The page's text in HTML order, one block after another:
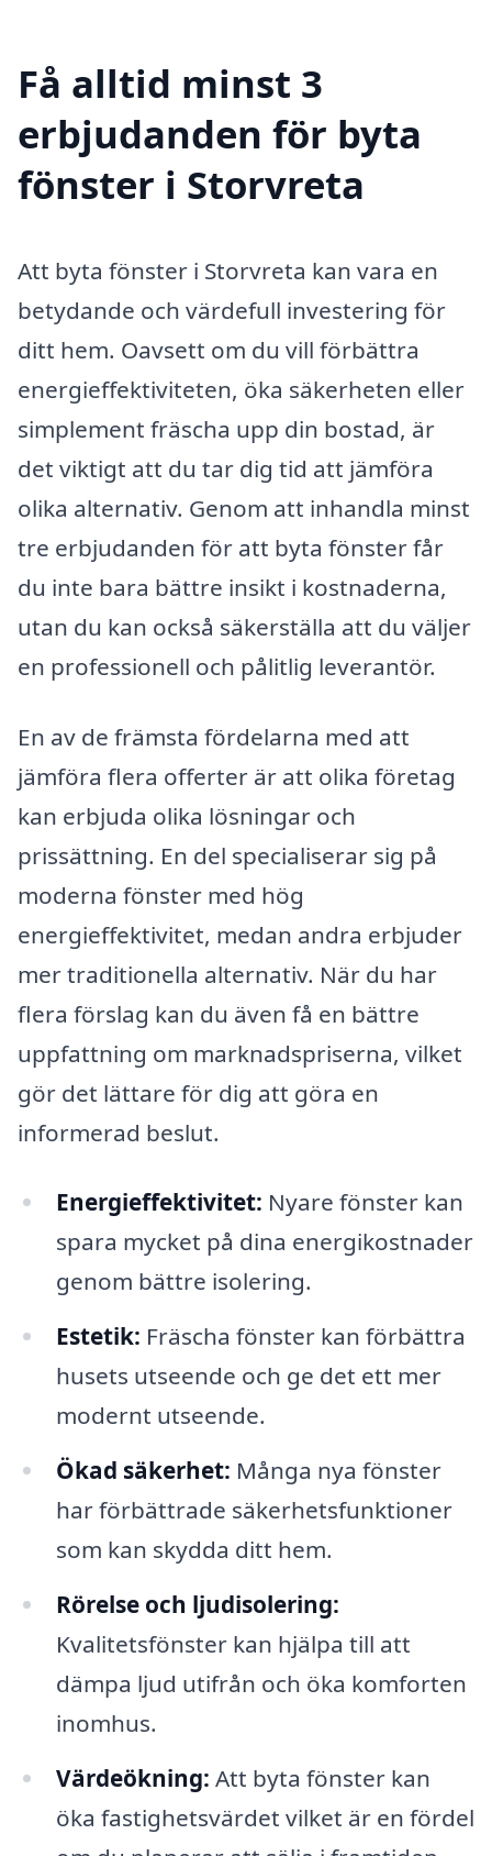
Få alltid minst 3
erbjudanden för byta
fönster i Storvreta
Att byta fönster i Storvreta kan vara en
betydande och värdefull investering för
ditt hem. Oavsett om du vill förbättra
energieffektiviteten, öka säkerheten eller
simplement fräscha upp din bostad, är
det viktigt att du tar dig tid att jämföra
olika alternativ. Genom att inhandla minst
tre erbjudanden för att byta fönster får
du inte bara bättre insikt i kostnaderna,
utan du kan också säkerställa att du väljer
en professionell och pålitlig leverantör.
En av de främsta fördelarna med att
jämföra flera offerter är att olika företag
kan erbjuda olika lösningar och
prissättning. En del specialiserar sig på
moderna fönster med hög
energieffektivitet, medan andra erbjuder
mer traditionella alternativ. När du har
flera förslag kan du även få en bättre
uppfattning om marknadspriserna, vilket
gör det lättare för dig att göra en
informerad beslut.
Energieffektivitet: Nyare fönster kan
spara mycket på dina energikostnader
genom bättre isolering.
Estetik: Fräscha fönster kan förbättra
husets utseende och ge det ett mer
modernt utseende.
Ökad säkerhet: Många nya fönster
har förbättrade säkerhetsfunktioner
som kan skydda ditt hem.
Rörelse och ljudisolering:
Kvalitetsfönster kan hjälpa till att
dämpa ljud utifrån och öka komforten
inomhus.
Värdeökning: Att byta fönster kan
öka fastighetsvärdet vilket är en fördel